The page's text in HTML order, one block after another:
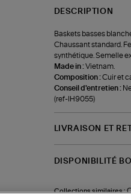
DESCRIPTION
Baskets basses
Chaussant standard.
synthétique. Semelle
Made in :Vietnam.
Composition :Cuir et
Conseil d'entretien :
(ref-IH9055)
LIVRAISON ET
DISPONIBILITÉ
Collections similaires :